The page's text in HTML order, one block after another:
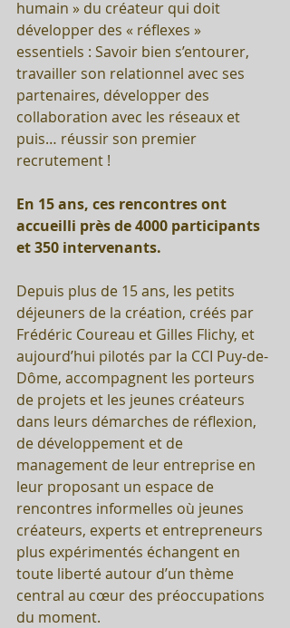
humain » du créateur qui doit
développer des « réflexes »
essentiels : Savoir bien s’entourer,
travailler son relationnel avec ses
partenaires, développer des
collaboration avec les réseaux et
puis… réussir son premier
recrutement !
En 15 ans, ces rencontres ont
accueilli près de 4000 participants
et 350 intervenants.
Depuis plus de 15 ans, les petits
déjeuners de la création, créés par
Frédéric Coureau et Gilles Flichy, et
aujourd’hui pilotés par la CCI Puy-de-
Dôme, accompagnent les porteurs
de projets et les jeunes créateurs
dans leurs démarches de réflexion,
de développement et de
management de leur entreprise en
leur proposant un espace de
rencontres informelles où jeunes
créateurs, experts et entrepreneurs
plus expérimentés échangent en
toute liberté autour d’un thème
central au cœur des préoccupations
du moment.